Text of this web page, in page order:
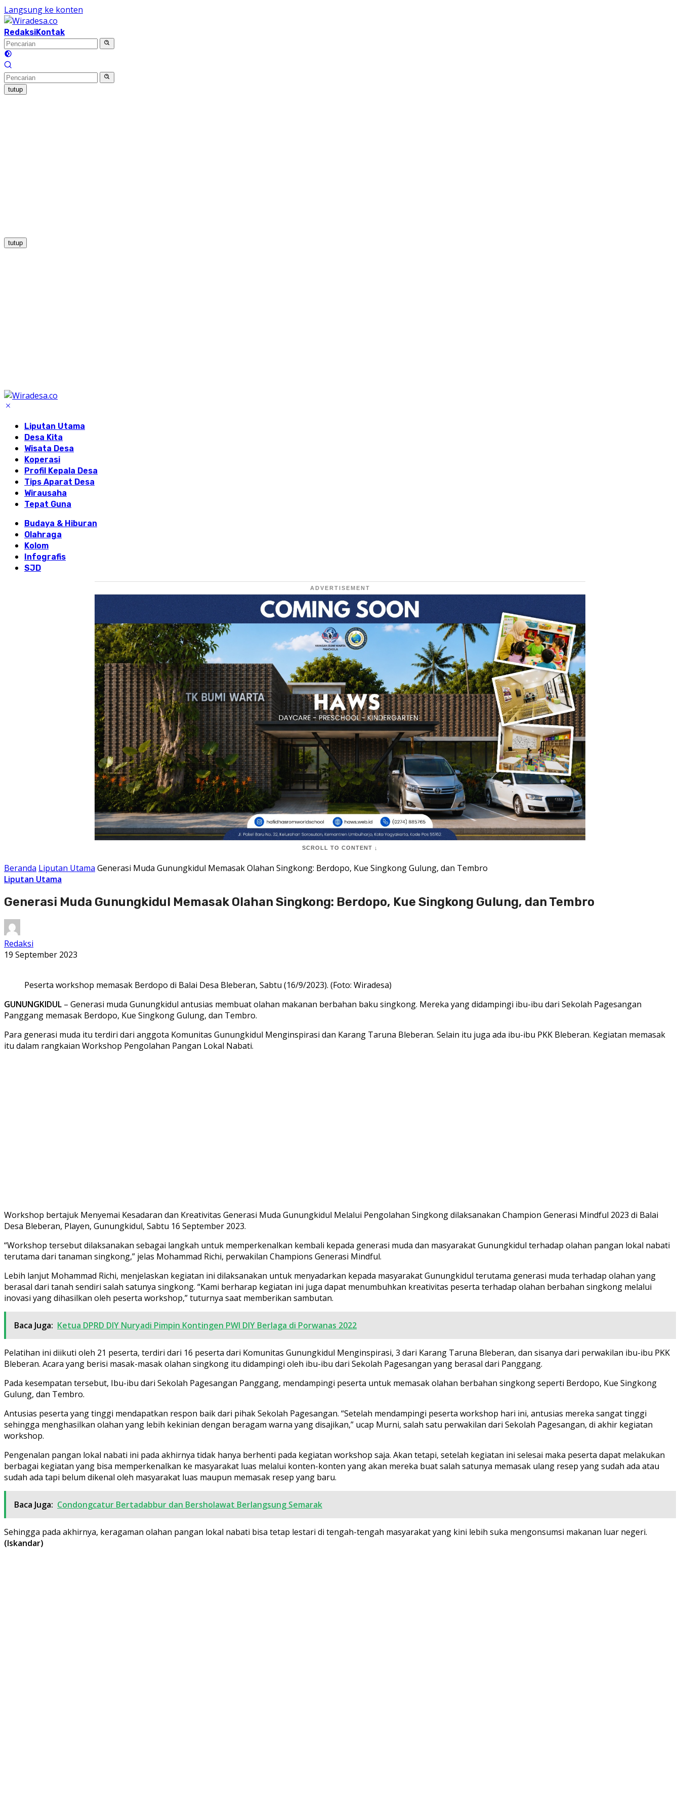
Langsung ke konten
RedaksiKontak
tutup
tutup
Liputan Utama
Desa Kita
Wisata Desa
Koperasi
Profil Kepala Desa
Tips Aparat Desa
Wirausaha
Tepat Guna
Budaya & Hiburan
Olahraga
Kolom
Infografis
SJD
ADVERTISEMENT
SCROLL TO CONTENT ↓
Beranda Liputan Utama Generasi Muda Gunungkidul Memasak Olahan Singkong: Berdopo, Kue Singkong Gulung, dan Tembro
Liputan Utama
Generasi Muda Gunungkidul Memasak Olahan Singkong: Berdopo, Kue Singkong Gulung, dan Tembro
Redaksi
19 September 2023
Peserta workshop memasak Berdopo di Balai Desa Bleberan, Sabtu (16/9/2023). (Foto: Wiradesa)
GUNUNGKIDUL – Generasi muda Gunungkidul antusias membuat olahan makanan berbahan baku singkong. Mereka yang didampingi ibu-ibu dari Sekolah Pagesangan
Panggang memasak Berdopo, Kue Singkong Gulung, dan Tembro.
Para generasi muda itu terdiri dari anggota Komunitas Gunungkidul Menginspirasi dan Karang Taruna Bleberan. Selain itu juga ada ibu-ibu PKK Bleberan. Kegiatan memasak
itu dalam rangkaian Workshop Pengolahan Pangan Lokal Nabati.
Workshop bertajuk Menyemai Kesadaran dan Kreativitas Generasi Muda Gunungkidul Melalui Pengolahan Singkong dilaksanakan Champion Generasi Mindful 2023 di Balai
Desa Bleberan, Playen, Gunungkidul, Sabtu 16 September 2023.
“Workshop tersebut dilaksanakan sebagai langkah untuk memperkenalkan kembali kepada generasi muda dan masyarakat Gunungkidul terhadap olahan pangan lokal nabati
terutama dari tanaman singkong,” jelas Mohammad Richi, perwakilan Champions Generasi Mindful.
Lebih lanjut Mohammad Richi, menjelaskan kegiatan ini dilaksanakan untuk menyadarkan kepada masyarakat Gunungkidul terutama generasi muda terhadap olahan yang
berasal dari tanah sendiri salah satunya singkong. “Kami berharap kegiatan ini juga dapat menumbuhkan kreativitas peserta terhadap olahan berbahan singkong melalui
inovasi yang dihasilkan oleh peserta workshop,” tuturnya saat memberikan sambutan.
Baca Juga: Ketua DPRD DIY Nuryadi Pimpin Kontingen PWI DIY Berlaga di Porwanas 2022
Pelatihan ini diikuti oleh 21 peserta, terdiri dari 16 peserta dari Komunitas Gunungkidul Menginspirasi, 3 dari Karang Taruna Bleberan, dan sisanya dari perwakilan ibu-ibu PKK
Bleberan. Acara yang berisi masak-masak olahan singkong itu didampingi oleh ibu-ibu dari Sekolah Pagesangan yang berasal dari Panggang.
Pada kesempatan tersebut, Ibu-ibu dari Sekolah Pagesangan Panggang, mendampingi peserta untuk memasak olahan berbahan singkong seperti Berdopo, Kue Singkong
Gulung, dan Tembro.
Antusias peserta yang tinggi mendapatkan respon baik dari pihak Sekolah Pagesangan. “Setelah mendampingi peserta workshop hari ini, antusias mereka sangat tinggi
sehingga menghasilkan olahan yang lebih kekinian dengan beragam warna yang disajikan,” ucap Murni, salah satu perwakilan dari Sekolah Pagesangan, di akhir kegiatan
workshop.
Pengenalan pangan lokal nabati ini pada akhirnya tidak hanya berhenti pada kegiatan workshop saja. Akan tetapi, setelah kegiatan ini selesai maka peserta dapat melakukan
berbagai kegiatan yang bisa memperkenalkan ke masyarakat luas melalui konten-konten yang akan mereka buat salah satunya memasak ulang resep yang sudah ada atau
sudah ada tapi belum dikenal oleh masyarakat luas maupun memasak resep yang baru.
Baca Juga: Condongcatur Bertadabbur dan Bersholawat Berlangsung Semarak
Sehingga pada akhirnya, keragaman olahan pangan lokal nabati bisa tetap lestari di tengah-tengah masyarakat yang kini lebih suka mengonsumsi makanan luar negeri.
(Iskandar)